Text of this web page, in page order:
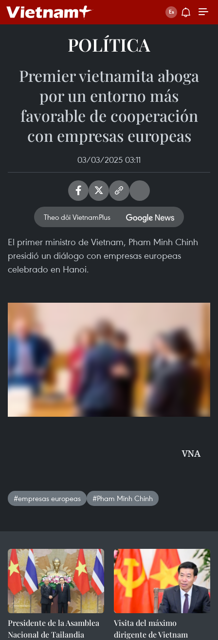
POLÍTICA
Premier vietnamita aboga
por un entorno más
favorable de cooperación
con empresas europeas
03/03/2025 03:11
Theo dõi VietnamPlus
El primer ministro de Vietnam, Pham Minh Chinh
presidió un diálogo con empresas europeas
celebrado en Hanoi.
VNA
#empresas europeas #Pham Minh Chinh
Presidente de la Asamblea
Nacional de Tailandia
Visita del máximo
dirigente de Vietnam